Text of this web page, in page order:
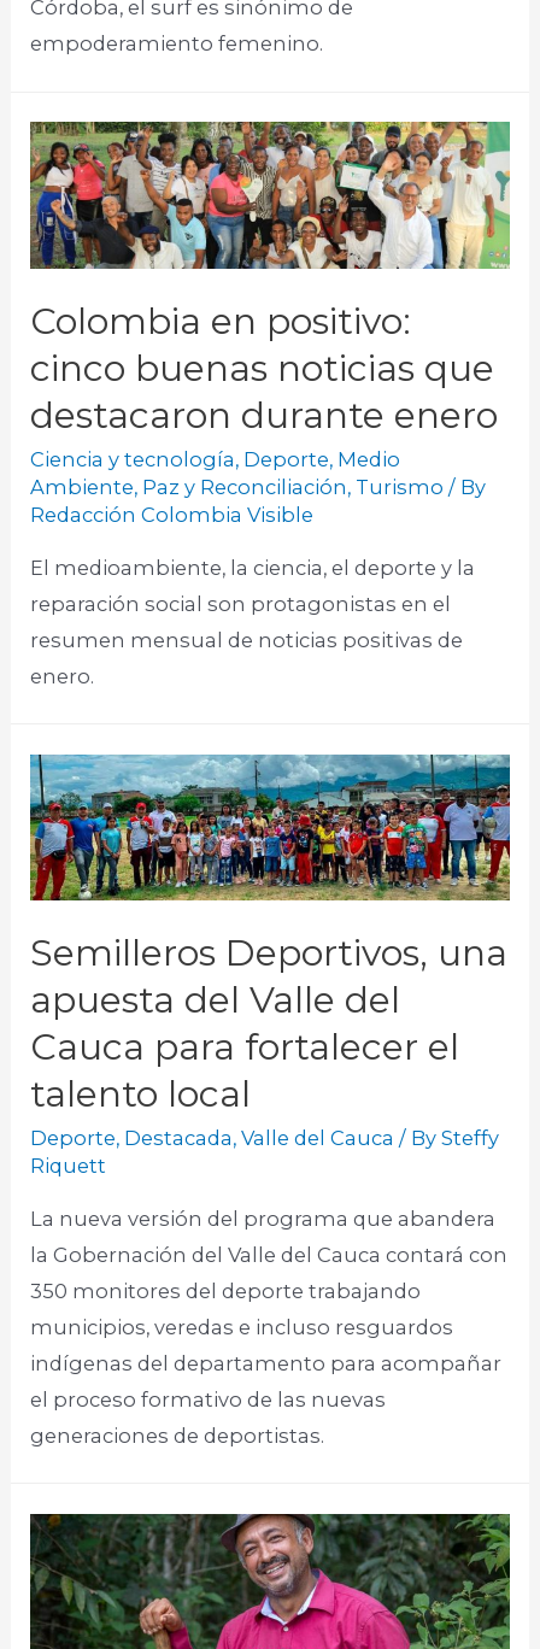
Córdoba, el surf es sinónimo de
empoderamiento femenino.
Colombia en positivo:
cinco buenas noticias que
destacaron durante enero
Ciencia y tecnología, Deporte, Medio
Ambiente, Paz y Reconciliación, Turismo / By
Redacción Colombia Visible
El medioambiente, la ciencia, el deporte y la
reparación social son protagonistas en el
resumen mensual de noticias positivas de
enero.​
Semilleros Deportivos, una
apuesta del Valle del
Cauca para fortalecer el
talento local
Deporte, Destacada,Valle del Cauca / BySteffy
Riquett
La nueva versión del programa que abandera
la Gobernación del Valle del Cauca contará con
350 monitores del deporte trabajando
municipios, veredas e incluso resguardos
indígenas del departamento para acompañar
el proceso formativo de las nuevas
generaciones de deportistas.​